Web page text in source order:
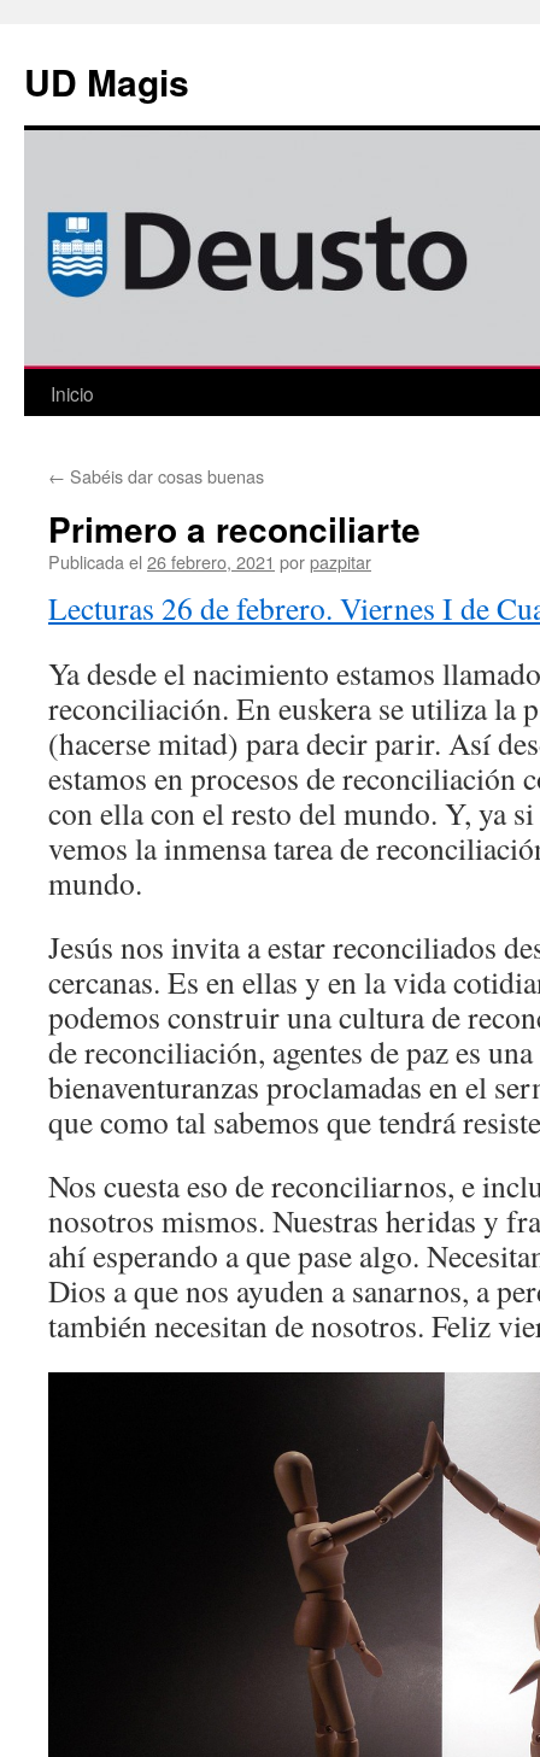
contenido
UD Magis
Inicio
← Sabéis dar cosas buenas
Primero a reconciliarte
Publicada el 26 febrero, 2021 porpazpitar
Lecturas 26 de febrero. Viernes I de
Ya desde el nacimiento estamos
reconciliación. En euskera se utiliza la
(hacerse mitad) para decir parir. Así
estamos en procesos de reconciliación
con ella con el resto del mundo. Y, ya
vemos la inmensa tarea de
mundo.
Jesús nos invita a estar reconciliados
cercanas. Es en ellas y en la vida
podemos construir una cultura de
de reconciliación, agentes de paz es
bienaventuranzas proclamadas en el
que como tal sabemos que tendrá
Nos cuesta eso de reconciliarnos, e
nosotros mismos. Nuestras heridas y
ahí esperando a que pase algo.
Dios a que nos ayuden a sanarnos, a
también necesitan de nosotros. Feliz